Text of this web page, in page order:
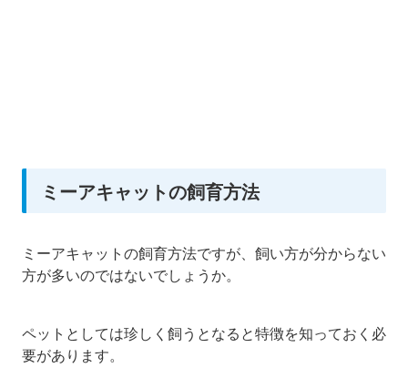
ミーアキャットの飼育方法
ミーアキャットの飼育方法ですが、飼い方が分からない
方が多いのではないでしょうか。
ペットとしては珍しく飼うとなると特徴を知っておく必
要があります。